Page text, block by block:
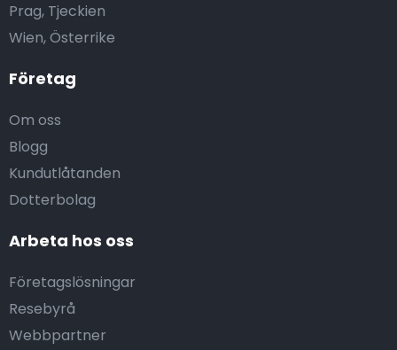
Företag
Om oss
Blogg
Kundutlåtanden
Dotterbolag
Arbeta hos oss
Företagslösningar
Resebyrå
Webbpartner
Prag, Tjeckien
Wien, Österrike